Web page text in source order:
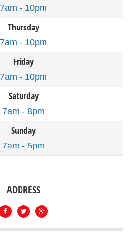
7am - 10pm
Thursday
7am - 10pm
Friday
7am - 10pm
Saturday
7am - 8pm
Sunday
7am - 5pm
ADDRESS